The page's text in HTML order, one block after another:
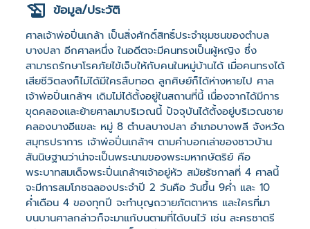
ข้อมูล/ประวัติ
ศาลเจ้าพ่อปิ่นเกล้า เป็นสิ่งศักดิ์สิทธิ์ประจำชุมชนของตำบล
บางปลา อีกศาลหนึ่ง ในอดีตจะมีคนทรงเป็นผู้หญิง ซึ่ง
สามารถรักษาโรคภัยไข้เจ็บให้กับคนในหมู่บ้านได้ เมื่อคนทรงได้
เสียชีวิตลงก็ไม่ได้มีใครสืบทอด ลูกศิษย์ก็ได้ห่างหายไป ศาล
เจ้าพ่อปิ่นเกล้าฯ เดิมไม่ได้ตั้งอยู่ในสถานที่นี้ เนื่องจากได้มีการ
ขุดคลองและย้ายศาลมาบริเวณนี้ ปัจจุบันได้ตั้งอยู่บริเวณชาย
คลองบางอีแขละ หมู่ 8 ตำบลบางปลา อำเภอบางพลี จังหวัด
สมุทรปราการ เจ้าพ่อปิ่นเกล้าฯ ตามคำบอกเล่าของชาวบ้าน
สันนิษฐานว่าน่าจะเป็นพระนามของพระมหากษัตริย์ คือ
พระบาทสมเด็จพระปิ่นเกล้าฯเจ้าอยู่หัว สมัยรัชกาลที่ 4 ศาลนี้
จะมีการสมโภชฉลองประจำปี 2 วันคือ วันขึ้น 9ค่ำ และ 10
ค่ำเดือน 4 ของทุกปี จะทำบุญถวายภัตตาหาร และใครที่มา
บนบานศาลกล่าวก็จะมาแก้บนตามที่ได้บนไว้ เช่น ละครชาตรี